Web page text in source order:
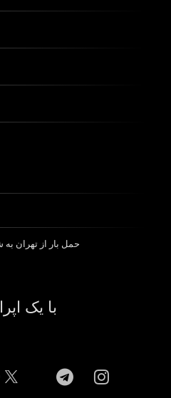
حمل بار از تهران
با یک
اینستاگرام
تلگرام